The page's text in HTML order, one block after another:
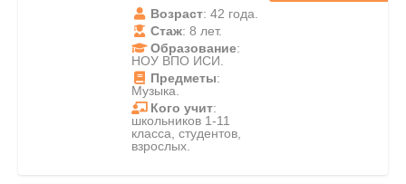
Возраст: 42 года.
Стаж: 8 лет.
Образование:
НОУ ВПО ИСИ.
Предметы:
Музыка.
Кого учит:
школьников 1-11
класса, студентов,
взрослых.